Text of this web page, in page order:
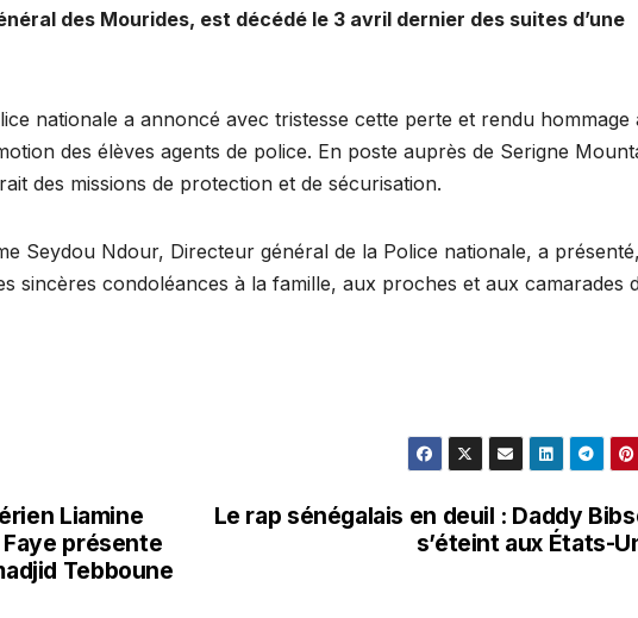
des Mourides, est décédé le 3 avril dernier des suites d’une
nationale a annoncé avec tristesse cette perte et rendu hommage
des élèves agents de police. En poste auprès de Serigne
des missions de protection et de sécurisation.
Seydou Ndour, Directeur général de la Police nationale, a
sincères condoléances à la famille, aux proches et aux camarades
Le rap sénégalais en deuil : Daddy
s’éteint aux États-
Liamine
présente
Tebboune